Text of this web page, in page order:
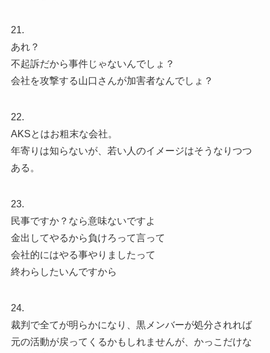
21.
あれ？
不起訴だから事件じゃないんでしょ？
会社を攻撃する山口さんが加害者なんでしょ？
22.
AKSとはお粗末な会社。
年寄りは知らないが、若い人のイメージはそうなりつつ
ある。
23.
民事ですか？なら意味ないですよ
金出してやるから負けろって言って
会社的にはやる事やりましたって
終わらしたいんですから
24.
裁判で全てが明らかになり、黒メンバーが処分されれば
元の活動が戻ってくるかもしれませんが、かっこだけな